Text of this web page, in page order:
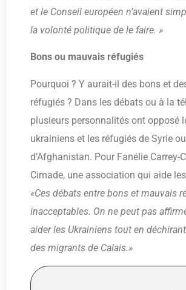
et le Conseil européen n’avaient
la volonté politique de le faire. »
Bons ou mauvais réfugiés
Pourquoi ? Y aurait-il des bons et
réfugiés ? Dans les débats ou à la
plusieurs personnalités ont opposé
ukrainiens et les réfugiés de Syrie ou
d’Afghanistan. Pour Fanélie Carrey-
Cimade, une association qui aide
«Ces débats entre bons et mauvais
inacceptables. On ne peut pas
aider les Ukrainiens tout en
des migrants de Calais.»